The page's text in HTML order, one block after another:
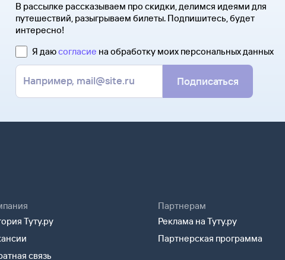
В рассылке рассказываем про скидки, делимся идеями для
путешествий, разыгрываем билеты. Подпишитесь, будет
интересно!
Я даюсогласие на обработку моих персональных данных
Подписаться
Туту.ру
связь
Партнерам
Реклама на Туту.ру
Партнерская программа